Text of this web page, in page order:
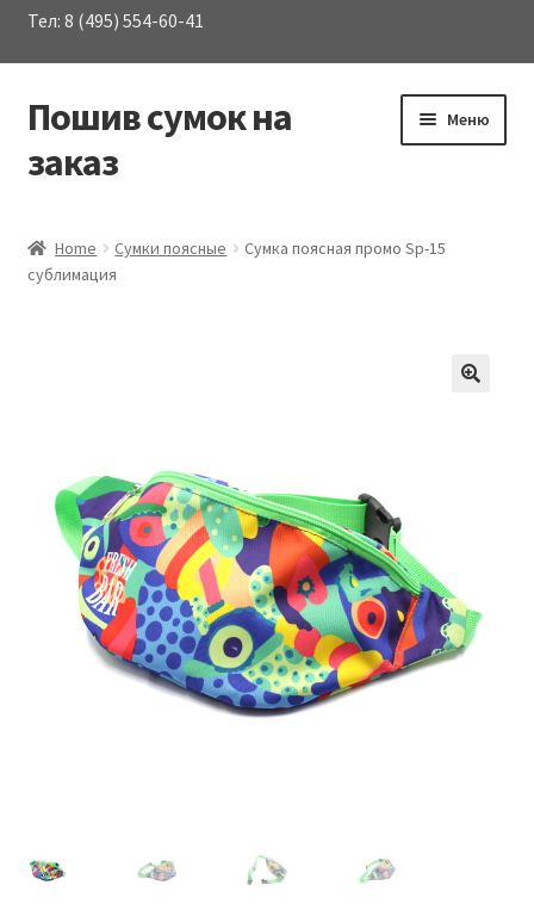
Тел: 8 (495) 554-60-41
Перейти
к
навигации
Перейти
к
содержимому
Пошив сумок на
заказ
Меню
О Компании
Home Сумки поясные
Сумка поясная промо Sp-15
сублимация